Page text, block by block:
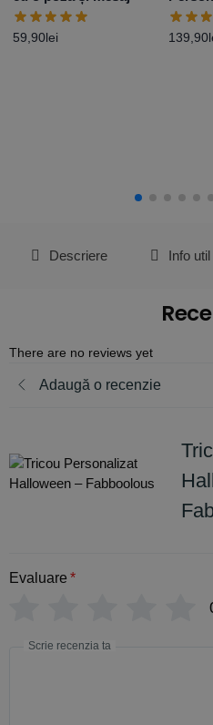
59,90lei
–
Girl
139,90
Descriere Info
There are no reviews yet
Adaugă o recenzie
Evaluare *
Scrie recenzia ta